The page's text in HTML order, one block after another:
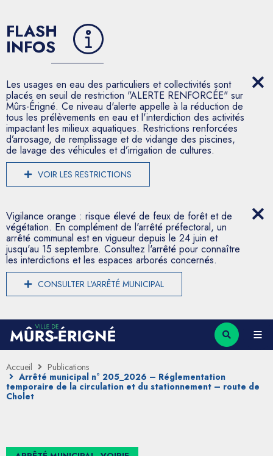
FLASH
INFOS
Les usages en eau des particuliers et collectivités sont
placés en seuil de restriction "ALERTE RENFORCÉE" sur
Mûrs-Érigné. Ce niveau d'alerte appelle à la réduction de
tous les prélèvements en eau et l'interdiction des activités
impactant les milieux aquatiques. Restrictions renforcées
d’arrosage, de remplissage et de vidange des piscines,
de lavage des véhicules et d’irrigation de cultures.
VOIR LES RESTRICTIONS
Vigilance orange : risque élevé de feux de forêt et de
végétation. En complément de l'arrêté préfectoral, un
arrêté communal est en vigueur depuis le 24 juin et
jusqu'au 15 septembre. Consultez l'arrêté pour connaître
les interdictions et les espaces arborés concernés.
CONSULTER L'ARRÊTÉ MUNICIPAL
Accueil
Publications
Arrêté municipal n° 205_2026 – Réglementation
temporaire de la circulation et du stationnement – route de
Cholet